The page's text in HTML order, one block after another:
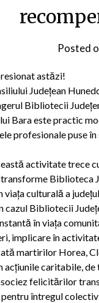
Posted
astăzi!
Județean
Bibliotecii
Bara este practic
profesionale puse
activitate trece
Biblioteca
viața culturală a
Bibliotecii
în viața
implicare în
martirilor Horea,
acțiunile caritabile,
felicitărilor
pentru întregul